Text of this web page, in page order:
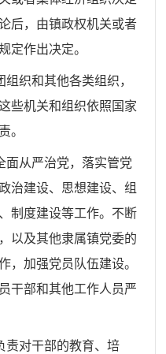
后，由镇政权机关或者
定作出决定。
织和其他各类组织，
些机关和组织依照国家
。
面从严治党，落实管党
治建设、思想建设、组
制度建设等工作。不断
以及其他隶属镇党委的
，加强党员队伍建设。
干部和其他工作人员严
责对干部的教育、培